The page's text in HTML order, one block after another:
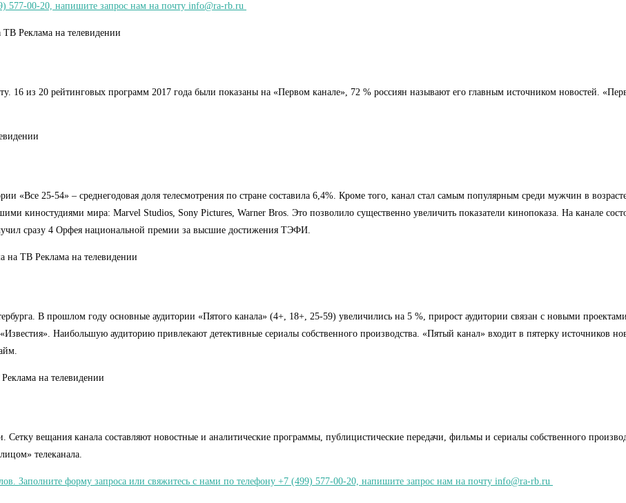
577-00-20, напишите запрос нам на почту info@ra-rb.ru
16 из 20 рейтинговых программ 2017 года были показаны на «Первом канале», 72 % россиян называют его главным источником новостей.
«Все 25-54» – среднегодовая доля телесмотрения по стране составила 6,4%. Кроме того, канал стал самым популярным среди мужчин в
киностудиями мира: Marvel Studios, Sony Pictures, Warner Bros. Это позволило существенно увеличить показатели кинопоказа. На канале
сразу 4 Орфея национальной премии за высшие достижения ТЭФИ.
В прошлом году основные аудитории «Пятого канала» (4+, 18+, 25-59) увеличились на 5 %, прирост аудитории связан с новыми
Наибольшую аудиторию привлекают детективные сериалы собственного производства. «Пятый канал» входит в пятерку источников
Сетку вещания канала составляют новостные и аналитические программы, публицистические передачи, фильмы и сериалы собственного
телеканала.
Заполните форму запроса или свяжитесь с нами по телефону +7 (499) 577-00-20, напишите запрос нам на почту info@ra-rb.ru